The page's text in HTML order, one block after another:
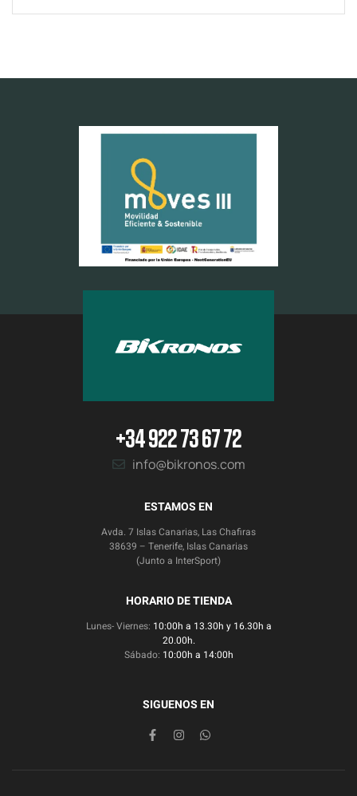
+34 922 73 67 72
info@bikronos.com
ESTAMOS EN
Avda. 7 Islas Canarias, Las Chafiras
38639 – Tenerife, Islas Canarias
(Junto a InterSport)
HORARIO DE TIENDA
Lunes- Viernes: 10:00h a 13.30h y 16.30h a
20.00h.
Sábado: 10:00h a 14:00h
SIGUENOS EN